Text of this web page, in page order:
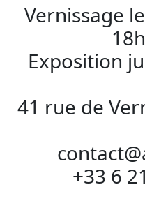
Vernissage
Exposition
41 rue de
+33 6